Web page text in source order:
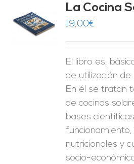
La Cocina
19,00€
El libro es,
de utilización de
En él se tratan
de cocinas
bases
nutricionales y
socio-